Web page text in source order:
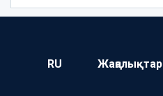
RU Жаңалықтар